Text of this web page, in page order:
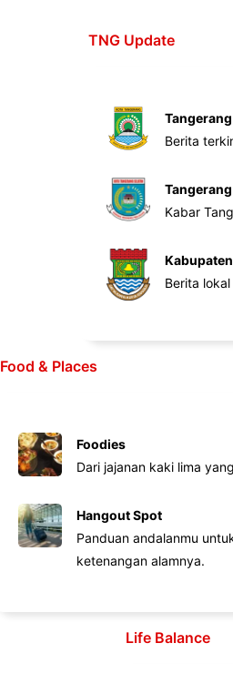
TNG Update
Berita
Kabar
Berita
Food & Places
Foodies
Dari jajanan kaki lima
Hangout Spot
Panduan andalanmu
ketenangan alamnya.
Life Balance